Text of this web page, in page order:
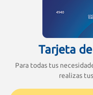
Tarjeta
Para todas tus
realizas